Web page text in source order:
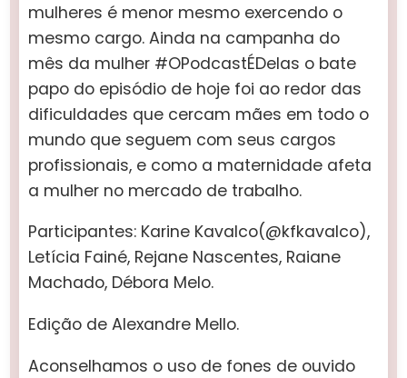
mulheres é menor mesmo exercendo o
mesmo cargo. Ainda na campanha do
mês da mulher #OPodcastÉDelas o bate
papo do episódio de hoje foi ao redor das
dificuldades que cercam mães em todo o
mundo que seguem com seus cargos
profissionais, e como a maternidade afeta
a mulher no mercado de trabalho.
Participantes: Karine Kavalco(@kfkavalco),
Letícia Fainé, Rejane Nascentes, Raiane
Machado, Débora Melo.
Edição de Alexandre Mello.
Aconselhamos o uso de fones de ouvido